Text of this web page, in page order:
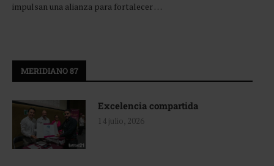
impulsan una alianza para fortalecer …
MERIDIANO 87
Excelencia compartida
14 julio, 2026